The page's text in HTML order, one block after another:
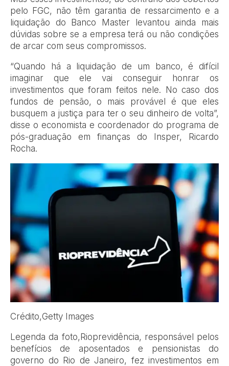
pelo FGC, não têm garantia de ressarcimento e a
liquidação do Banco Master levantou ainda mais
dúvidas sobre se a empresa terá ou não condições
de arcar com seus compromissos.
“Quando há a liquidação de um banco, é difícil
imaginar que ele vai conseguir honrar os
investimentos que foram feitos nele. No caso dos
fundos de pensão, o mais provável é que eles
busquem a justiça para ter o seu dinheiro de volta”,
disse o economista e coordenador do programa de
pós-graduação em finanças do Insper, Ricardo
Rocha.
Crédito,Getty Images
Legenda da foto,Rioprevidência, responsável pelos
benefícios de aposentados e pensionistas do
governo do Rio de Janeiro, fez investimentos em